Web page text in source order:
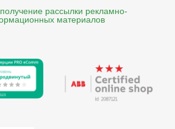
рассылки рекламно-
материалов